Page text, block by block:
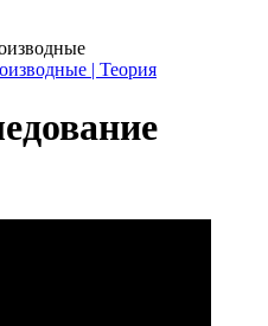
| Теория